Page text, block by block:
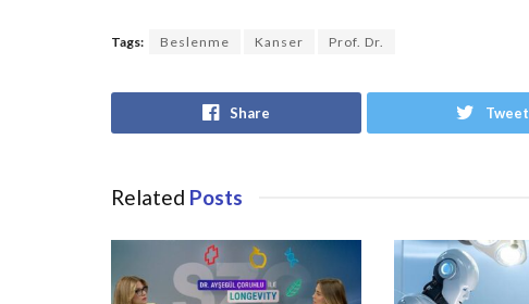
Tags: Beslenme Kanser Prof. Dr.
Share Tweet
Related Posts